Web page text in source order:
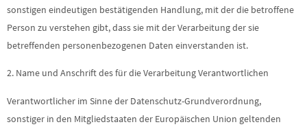
sonstigen eindeutigen bestätigenden Handlung, mit der die betroffene
Person zu verstehen gibt, dass sie mit der Verarbeitung der sie
betreffenden personenbezogenen Daten einverstanden ist.
2. Name und Anschrift des für die Verarbeitung Verantwortlichen
Verantwortlicher im Sinne der Datenschutz-Grundverordnung,
sonstiger in den Mitgliedstaaten der Europäischen Union geltenden